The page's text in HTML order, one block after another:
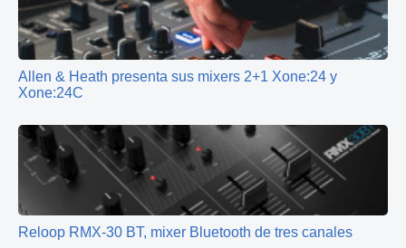
Allen & Heath presenta sus mixers 2+1 Xone:24 y
Xone:24C
Reloop RMX-30 BT, mixer Bluetooth de tres canales